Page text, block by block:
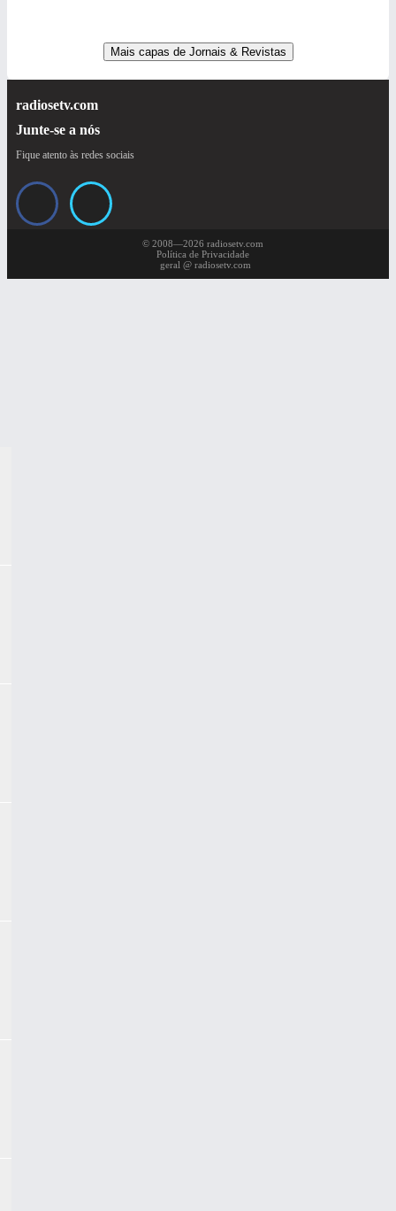
Mais capas de Jornais & Revistas
radiosetv.com
Junte-se a nós
Fique atento às redes sociais
© 2008—2026 radiosetv.com
Política de Privacidade
geral @ radiosetv.com